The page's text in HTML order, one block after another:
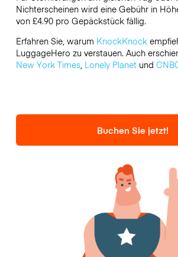
Nichterscheinen wird eine Gebühr in
von £4.90 pro Gepäckstück fällig.
Erfahren Sie, warum KnockKnock
LuggageHero zu verstauen. Auch
New York Times, Lonely Planetund
Buchen Sie jetzt!